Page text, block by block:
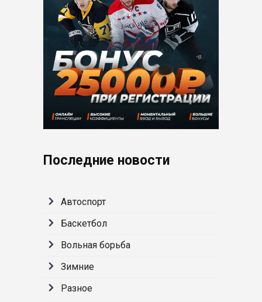
Последние новости
Автоспорт
Баскетбол
Вольная борьба
Зимние
Разное